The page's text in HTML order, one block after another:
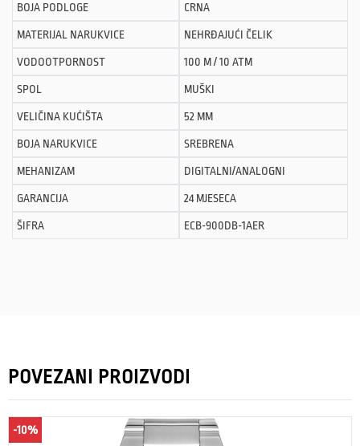
BOJA PODLOGE CRNA
MATERIJAL NARUKVICE NEHRĐAJUĆI ČELIK
VODOOTPORNOST 100 M / 10 ATM
SPOL MUŠKI
VELIČINA KUĆIŠTA 52 MM
BOJA NARUKVICE SREBRENA
MEHANIZAM DIGITALNI/ANALOGNI
GARANCIJA 24 MJESECA
ŠIFRA ECB-900DB-1AER
POVEZANI PROIZVODI
-10%